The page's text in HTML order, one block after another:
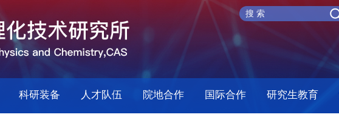
科研装备 人才队伍 院地合作 国际合作 研究生教育